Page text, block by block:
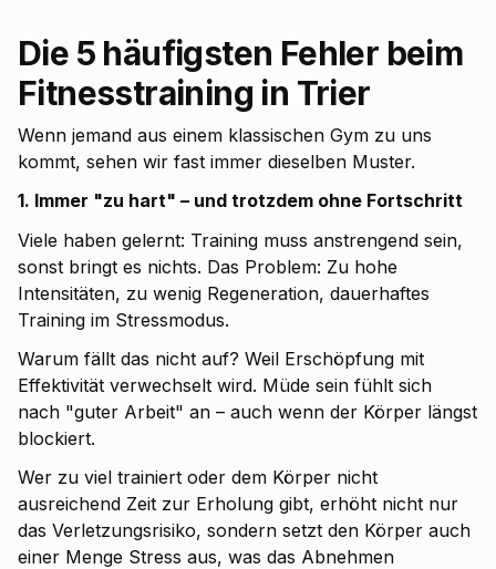
Die 5 häufigsten Fehler beim
Fitnesstraining in Trier
Wenn jemand aus einem klassischen Gym zu uns
kommt, sehen wir fast immer dieselben Muster.
1. Immer "zu hart" – und trotzdem ohne Fortschritt
Viele haben gelernt: Training muss anstrengend sein,
sonst bringt es nichts. Das Problem: Zu hohe
Intensitäten, zu wenig Regeneration, dauerhaftes
Training im Stressmodus.
Warum fällt das nicht auf? Weil Erschöpfung mit
Effektivität verwechselt wird. Müde sein fühlt sich
nach "guter Arbeit" an – auch wenn der Körper längst
blockiert.
Wer zu viel trainiert oder dem Körper nicht
ausreichend Zeit zur Erholung gibt, erhöht nicht nur
das Verletzungsrisiko, sondern setzt den Körper auch
einer Menge Stress aus, was das Abnehmen